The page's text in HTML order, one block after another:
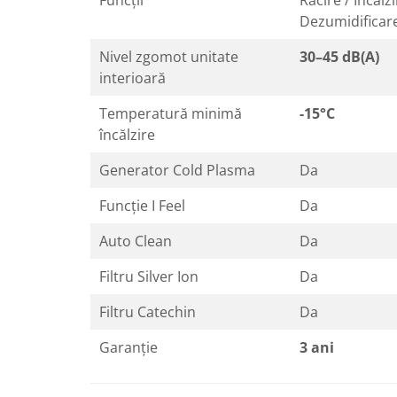
Nivel zgomot unitate
interioară
30–45 dB(A)
Temperatură minimă
încălzire
-15°C
Generator Cold Plasma
Da
Funcție I Feel
Da
Auto Clean
Da
Filtru Silver Ion
Da
Filtru Catechin
Da
Garanție
3 ani